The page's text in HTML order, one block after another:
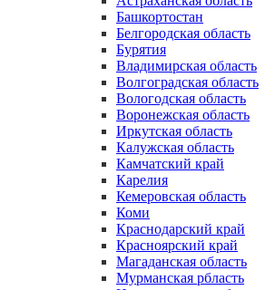
Башкортостан
Белгородская область
Бурятия
Владимирская область
Волгоградская область
Вологодская область
Воронежская область
Иркутская область
Калужская область
Камчатский край
Карелия
Кемеровская область
Коми
Краснодарский край
Красноярский край
Магаданская область
Мурманская рбласть